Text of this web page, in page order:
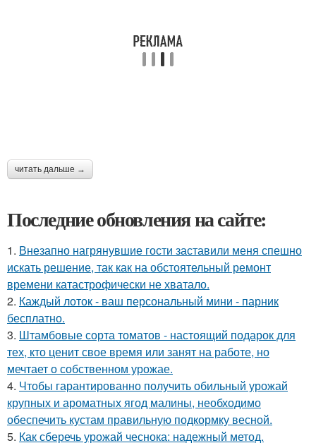
читать дальше →
Последние обновления на сайте:
1. Внезапно нагрянувшие гости заставили меня спешно
искать решение, так как на обстоятельный ремонт
времени катастрофически не хватало.
2. Каждый лоток - ваш персональный мини - парник
бесплатно.
3. Штамбовые сорта томатов - настоящий подарок для
тех, кто ценит свое время или занят на работе, но
мечтает о собственном урожае.
4. Чтобы гарантированно получить обильный урожай
крупных и ароматных ягод малины, необходимо
обеспечить кустам правильную подкормку весной.
5. Как сберечь урожай чеснока: надежный метод.